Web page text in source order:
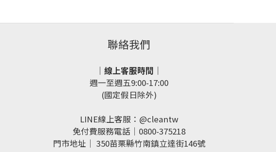
聯絡我們
｜線上客服時間｜
週一至週五9:00-17:00
(國定假日除外)
LINE線上客服： @cleantw
免付費服務電話｜0800-375218
門市地址｜ 350苗栗縣竹南鎮立達街146號